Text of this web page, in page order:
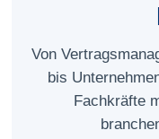
Von
bis
Fachkräfte